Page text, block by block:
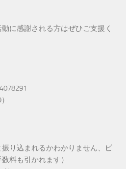
に感謝される方はぜひご支援く
り込まれるかわかりません、ビ
料も引かれます）